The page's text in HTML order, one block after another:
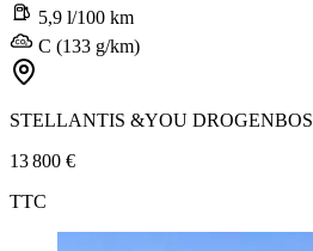
5,9 l/100 km
C (133 g/km)
STELLANTIS &YOU DROGENBOS
13 800 €
TTC